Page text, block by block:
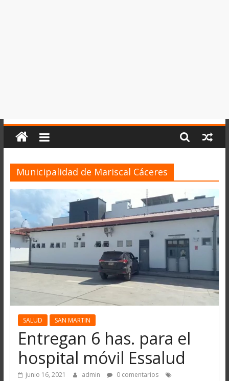
Municipalidad de Mariscal Cáceres
SALUD SAN MARTIN
Entregan 6 has. para el
hospital móvil Essalud
junio 16, 2021 admin
0 comentarios